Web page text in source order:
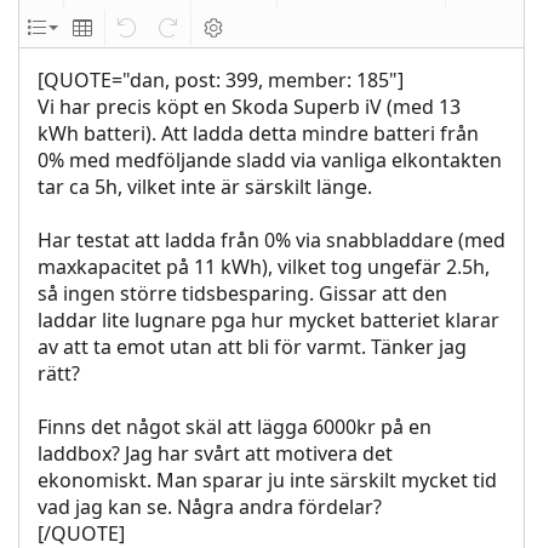
Ta bort formatering
Djärv KursivUnderstrykning
Text färg
[QUOTE="dan, post: 399, member: 185"]
Vi har precis köpt en Skoda Superb iV (med 13
kWh batteri). Att ladda detta mindre batteri från
0% med medföljande sladd via vanliga elkontakten
tar ca 5h, vilket inte är särskilt länge.
Har testat att ladda från 0% via snabbladdare (med
maxkapacitet på 11 kWh), vilket tog ungefär 2.5h,
så ingen större tidsbesparing. Gissar att den
laddar lite lugnare pga hur mycket batteriet klarar
av att ta emot utan att bli för varmt. Tänker jag
rätt?
Finns det något skäl att lägga 6000kr på en
laddbox? Jag har svårt att motivera det
ekonomiskt. Man sparar ju inte särskilt mycket tid
vad jag kan se. Några andra fördelar?
[/QUOTE]